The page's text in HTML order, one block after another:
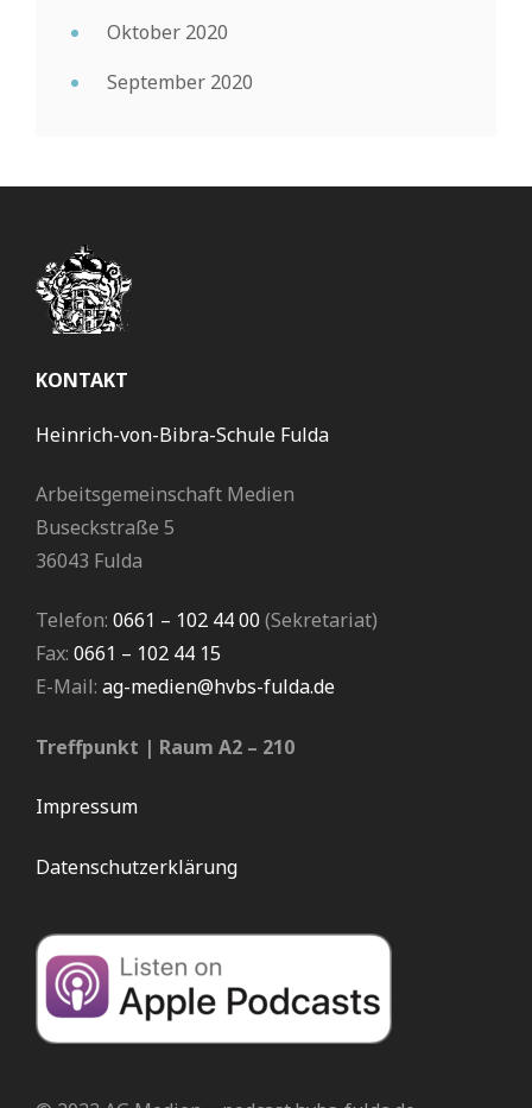
Oktober 2020
September 2020
KONTAKT
Heinrich-von-Bibra-Schule Fulda
Arbeitsgemeinschaft Medien
Buseckstraße 5
36043 Fulda
Telefon: 0661 – 102 44 00 (Sekretariat)
Fax: 0661 – 102 44 15
E-Mail: ag-medien@hvbs-fulda.de
Treffpunkt | Raum A2 – 210
Impressum
Datenschutzerklärung